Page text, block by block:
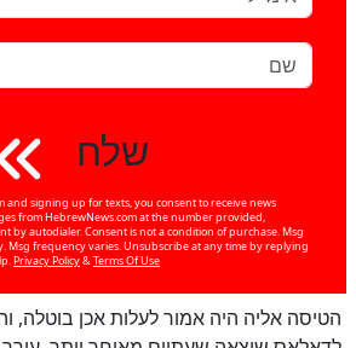
שלח
and signing up for texts, you consent to receive news
from HebrewNews.com at the number provided,
by autodialer. Consent is not a condition of purchase. Msg
Msg frequency varies. Unsubscribe at any time by replying
Privacy Policy& Terms Of Use
הטיסה אליה היה אמור לעלות אכן בוטלה,